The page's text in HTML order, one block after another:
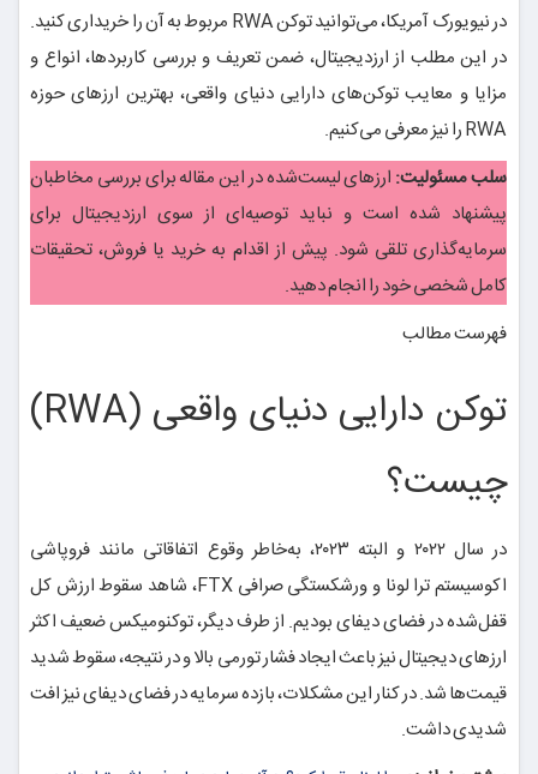
در نیویورک آمریکا، می‌توانید توکن RWA مربوط به آن را خریداری کنید.
در این مطلب از ارزدیجیتال، ضمن تعریف و بررسی کاربردها، انواع و
مزایا و معایب توکن‌های دارایی دنیای واقعی، بهترین ارزهای حوزه
RWA را نیز معرفی می‌کنیم.
سلب مسئولیت: ارزهای لیست‌شده در این مقاله برای بررسی مخاطبان
پیشنهاد شده است و نباید توصیه‌ای از سوی ارزدیجیتال برای
سرمایه‌گذاری تلقی شود. پیش از اقدام به خرید یا فروش، تحقیقات
کامل شخصی خود را انجام دهید.
فهرست مطالب
توکن دارایی دنیای واقعی (RWA)
چیست؟
در سال ۲۰۲۲ و البته ۲۰۲۳، به‌خاطر وقوع اتفاقاتی مانند فروپاشی
اکوسیستم ترا لونا و ورشکستگی صرافی FTX، شاهد سقوط ارزش کل
قفل‌شده در فضای دیفای بودیم. از طرف دیگر، توکنومیکس ضعیف اکثر
ارزهای دیجیتال نیز باعث ایجاد فشار تورمی بالا و در نتیجه، سقوط شدید
قیمت‌ها شد. در کنار این مشکلات، بازده سرمایه در فضای دیفای نیز افت
شدیدی داشت.